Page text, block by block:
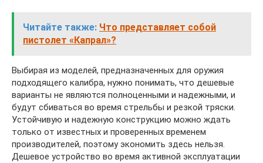
Читайте также: Что представляет собой
пистолет «Капрал»?
Выбирая из моделей, предназначенных для оружия
подходящего калибра, нужно понимать, что дешевые
варианты не являются полноценными и надежными, и
будут сбиваться во время стрельбы и резкой тряски.
Устойчивую и надежную конструкцию можно ждать
только от известных и проверенных временем
производителей, поэтому экономить здесь нельзя.
Дешевое устройство во время активной эксплуатации